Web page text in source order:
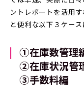
ントレポートを活用
と便利な以下３ケース
①在庫数管理
②在庫状況管
③手数料編